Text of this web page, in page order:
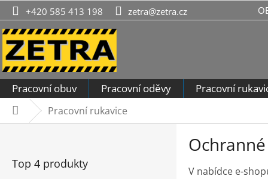
Přejít
na
obsah
+420 585 413 198 zetra@zetra.cz
Pracovní obuv Pracovní oděvy Pracovní
DomůPracovní rukavice
Top 4 produkty
V nabídce e-